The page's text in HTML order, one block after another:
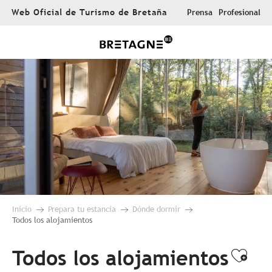
AllerWeb Oficial de Turismo de Bretaña Prensa Profesional
Inicio Prepara tu estancia
Dónde dormir
Todos los alojamientos
Todos los alojamientos